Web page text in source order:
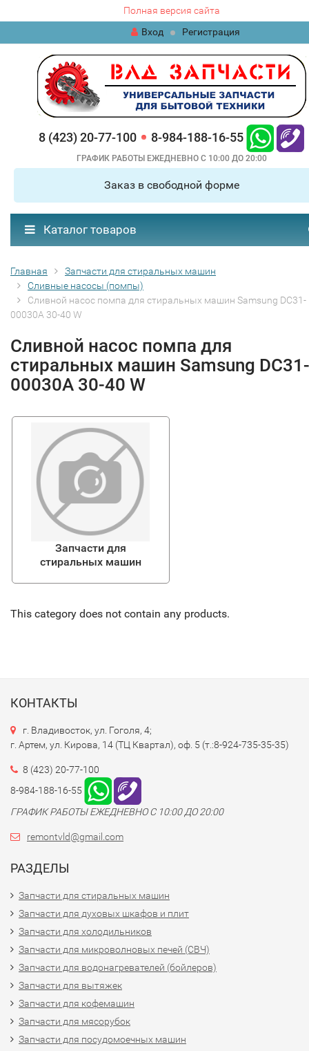
Полная версия сайта
Вход
Регистрация
8 (423) 20-77-100 8-984-188-16-55
ГРАФИК РАБОТЫ ЕЖЕДНЕВНО С 10:00 ДО 20:00
Заказ в свободной форме
Каталог товаров
Главная
Запчасти для стиральных машин
Сливные насосы (помпы)
Сливной насос помпа для стиральных машин Samsung DC31-
00030A 30-40 W
Сливной насос помпа для
стиральных машин Samsung DC31-
00030A 30-40 W
Запчасти для
стиральных машин
This category does not contain any products.
КОНТАКТЫ
г. Владивосток, ул. Гоголя, 4;
г. Артем, ул. Кирова, 14 (ТЦ Квартал), оф. 5 (т.:8-924-735-35-35)
8 (423) 20-77-100
8-984-188-16-55
ГРАФИК РАБОТЫ ЕЖЕДНЕВНО С 10:00 ДО 20:00
remontvld@gmail.com
РАЗДЕЛЫ
Запчасти для стиральных машин
Запчасти для духовых шкафов и плит
Запчасти для холодильников
Запчасти для микроволновых печей (СВЧ)
Запчасти для водонагревателей (бойлеров)
Запчасти для вытяжек
Запчасти для кофемашин
Запчасти для мясорубок
Запчасти для посудомоечных машин